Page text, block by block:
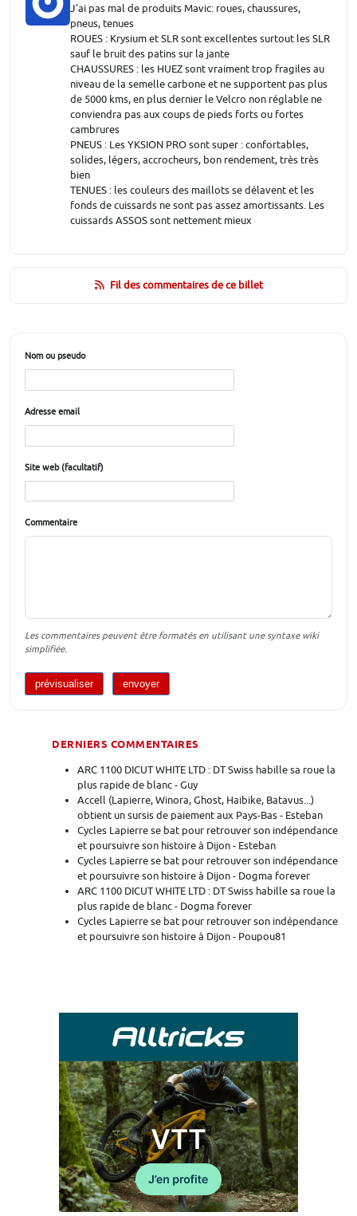
J'ai pas mal de produits Mavic: roues, chaussures,
pneus, tenues
ROUES : Krysium et SLR sont excellentes surtout les SLR
sauf le bruit des patins sur la jante
CHAUSSURES : les HUEZ sont vraiment trop fragiles au
niveau de la semelle carbone et ne supportent pas plus
de 5000 kms, en plus dernier le Velcro non réglable ne
conviendra pas aux coups de pieds forts ou fortes
cambrures
PNEUS : Les YKSION PRO sont super : confortables,
solides, légers, accrocheurs, bon rendement, très très
bien
TENUES : les couleurs des maillots se délavent et les
fonds de cuissards ne sont pas assez amortissants. Les
cuissards ASSOS sont nettement mieux
Fil des commentaires de ce billet
Nom ou pseudo
Adresse email
Site web (facultatif)
Commentaire
Les commentaires peuvent être formatés en utilisant une syntaxe wiki
simplifiée.
DERNIERS COMMENTAIRES
ARC 1100 DICUT WHITE LTD : DT Swiss habille sa roue la
plus rapide de blanc - Guy
Accell (Lapierre, Winora, Ghost, Haibike, Batavus...)
obtient un sursis de paiement aux Pays-Bas - Esteban
Cycles Lapierre se bat pour retrouver son indépendance
et poursuivre son histoire à Dijon - Esteban
Cycles Lapierre se bat pour retrouver son indépendance
et poursuivre son histoire à Dijon - Dogma forever
ARC 1100 DICUT WHITE LTD : DT Swiss habille sa roue la
plus rapide de blanc - Dogma forever
Cycles Lapierre se bat pour retrouver son indépendance
et poursuivre son histoire à Dijon - Poupou81